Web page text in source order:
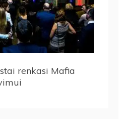
renkasi Mafia